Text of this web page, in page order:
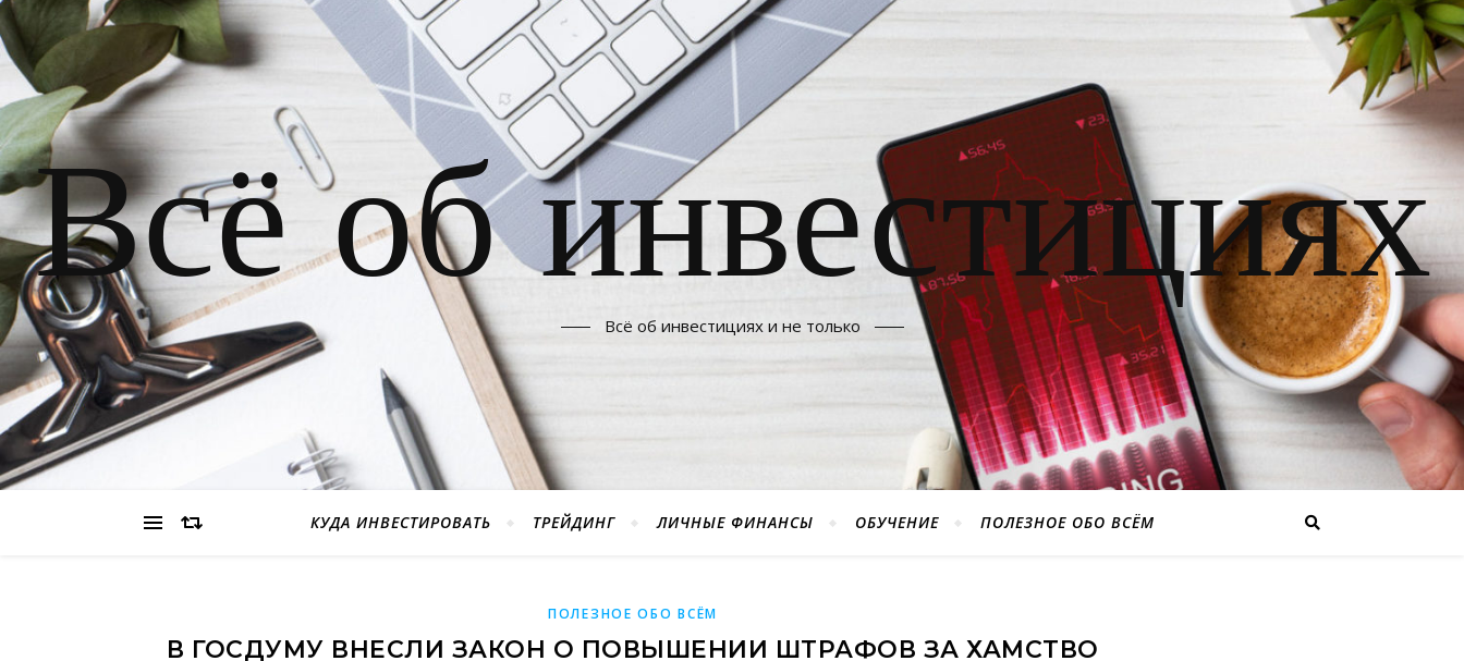
Всё об инвестициях
Всё об инвестициях и не только
КУДА ИНВЕСТИРОВАТЬ ТРЕЙДИНГ ЛИЧНЫЕ ФИНАНСЫ ОБУЧЕНИЕ ПОЛЕЗНОЕ ОБО ВСЁМ
ПОЛЕЗНОЕ ОБО ВСЁМ
В ГОСДУМУ ВНЕСЛИ ЗАКОН О ПОВЫШЕНИИ ШТРАФОВ ЗА ХАМСТВО